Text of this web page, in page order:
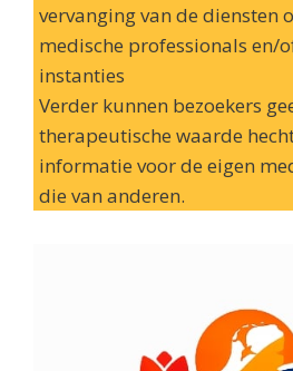
vervanging van de diensten
medische professionals en/
instanties
Verder kunnen bezoekers
therapeutische waarde
informatie voor de eigen
die van anderen.